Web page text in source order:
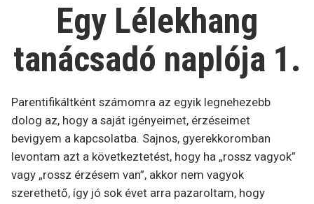
Egy Lélekhang
tanácsadó naplója 1.
Parentifikáltként számomra az egyik legnehezebb
dolog az, hogy a saját igényeimet, érzéseimet
bevigyem a kapcsolatba. Sajnos, gyerekkoromban
levontam azt a következtetést, hogy ha „rossz vagyok”
vagy „rossz érzésem van”, akkor nem vagyok
szerethető, így jó sok évet arra pazaroltam, hogy